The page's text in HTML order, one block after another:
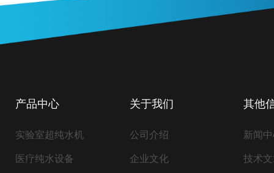
产品中心
实验室超纯水机
医疗纯水设备
关于我们
公司介绍
企业文化
其他
新闻
技术